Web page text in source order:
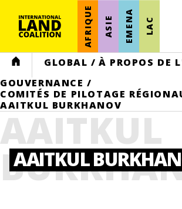
AFRIQUE ASIE EMENA LAC
HOME GLOBAL / À PROPOS DE
GOUVERNANCE /
COMITÉS DE PILOTAGE
AAITKUL BURKHANOV
AAITKUL
AAITKUL